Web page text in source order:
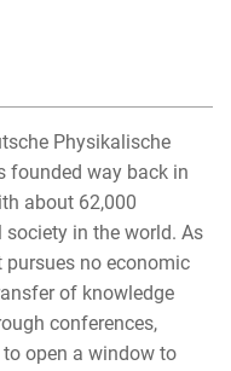
Physikalische
founded way back in
about 62,000
in the world. As
no economic
of knowledge
conferences,
open a window to